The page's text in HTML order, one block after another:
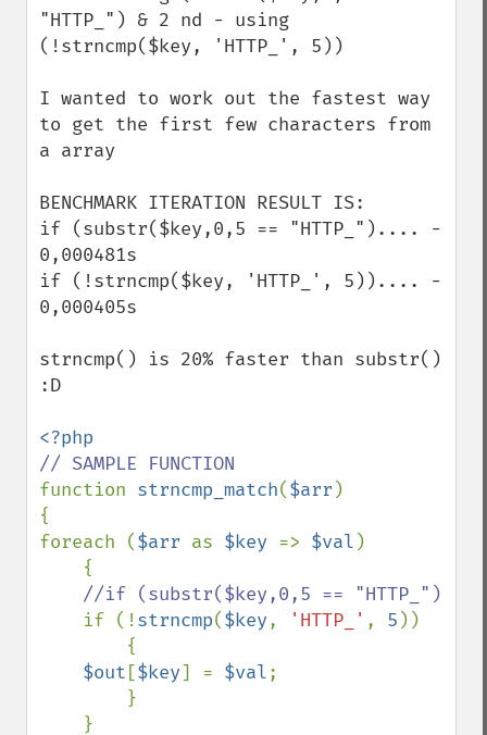
"HTTP_") & 2 nd - using
(!strncmp($key, 'HTTP_', 5))
I wanted to work out the fastest way
to get the first few characters from
a array
BENCHMARK ITERATION RESULT IS:
if (substr($key,0,5 == "HTTP_").... -
0,000481s
if (!strncmp($key, 'HTTP_', 5)).... -
0,000405s
strncmp() is 20% faster than substr()
:D
function strncmp_match($arr )
{
foreach ($arr as $key => $val )
//if (substr($key,0,5 == "HTTP_")
if (!strncmp($key, 'HTTP_' , 5 ))
$out [$key] = $val;